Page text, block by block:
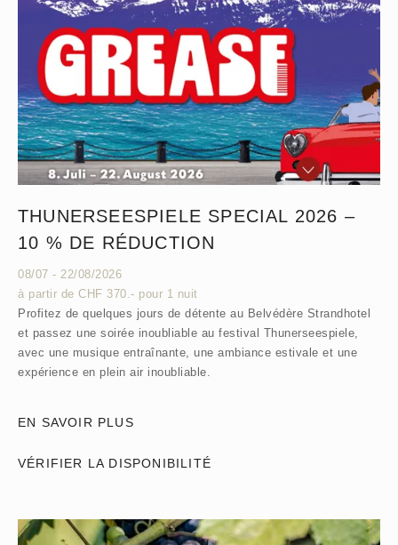
THUNERSEESPIELE SPECIAL 2026 –
10 % DE RÉDUCTION
08/07 - 22/08/2026
à partir de CHF 370.- pour 1 nuit
Profitez de quelques jours de détente au Belvédère Strandhotel
et passez une soirée inoubliable au festival Thunerseespiele,
avec une musique entraînante, une ambiance estivale et une
expérience en plein air inoubliable.
EN SAVOIR PLUS
VÉRIFIER LA DISPONIBILITÉ